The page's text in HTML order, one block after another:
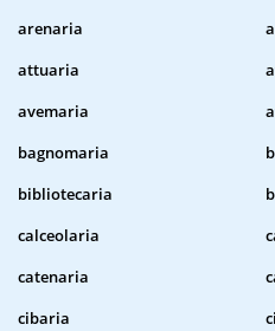
arenaria
attuaria
avemaria
bagnomaria
bibliotecaria
calceolaria
catenaria
cibaria